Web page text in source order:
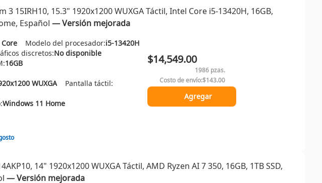
3 15IRH10, 15.3" 1920x1200 WUXGA Táctil, Intel Core i5-13420H, 16GB,
Español ― Versión mejorada
Modelo del procesador:i5-13420H
discretos:No disponible
16GB
WUXGA
Pantalla táctil:
Windows 11 Home
$14,549.00
Costo de envío:$143.00
1986 pzas.
Agregar
14" 1920x1200 WUXGA Táctil, AMD Ryzen AI 7 350, 16GB, 1TB SSD,
― Versión mejorada